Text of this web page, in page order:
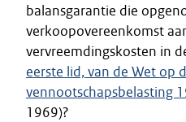
balansgarantie die
verkoopovereenkomst
vervreemdingskosten in
eerste lid, van de Wet op
vennootschapsbelasting
1969)?